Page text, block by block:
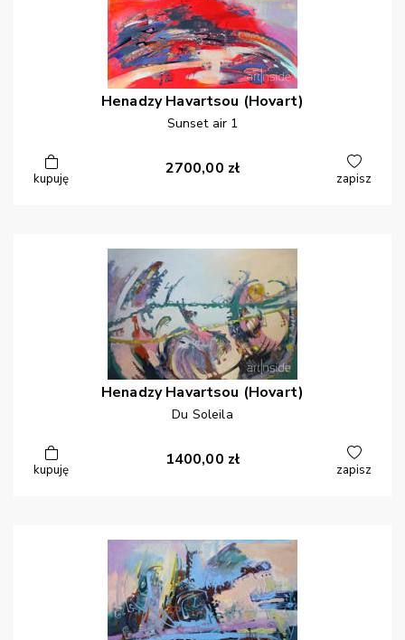
Henadzy Havartsou (Hovart)
Sunset air 1
kupuję
2700,00 zł
zapisz
Henadzy Havartsou (Hovart)
Du Soleila
kupuję
1400,00 zł
zapisz